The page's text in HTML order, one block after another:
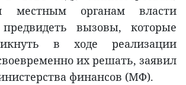
местным органам власти
вызовы, которые
в ходе реализации
их решать, заявил
финансов (МФ).